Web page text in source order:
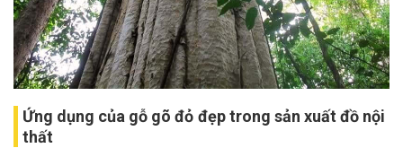
Ứng dụng của gỗ gõ đỏ đẹp trong sản xuất đồ nội
thất